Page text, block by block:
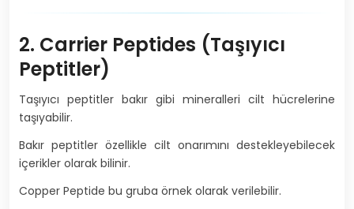
2. Carrier Peptides (Taşıyıcı
Peptitler)
Taşıyıcı peptitler bakır gibi mineralleri cilt hücrelerine
taşıyabilir.
Bakır peptitler özellikle cilt onarımını destekleyebilecek
içerikler olarak bilinir.
Copper Peptide bu gruba örnek olarak verilebilir.